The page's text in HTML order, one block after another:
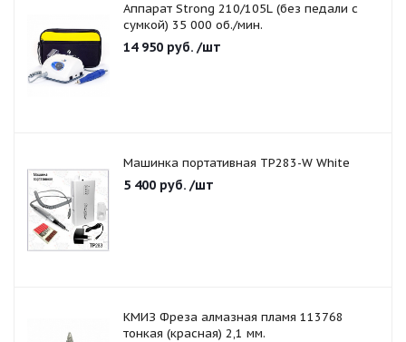
Аппарат Strong 210/105L (без педали с
сумкой) 35 000 об./мин.
14 950 руб. /шт
Машинка портативная TP283-W White
5 400 руб. /шт
КМИЗ Фреза алмазная пламя 113768
тонкая (красная) 2,1 мм.